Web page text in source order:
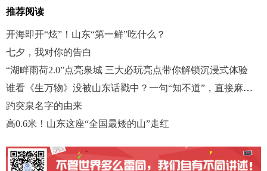
推荐阅读
开海即开“炫”！山东“第一鲜”吃什么？
七夕，我对你的告白
“湖畔雨荷2.0”点亮泉城 三大必玩亮点带你解锁沉浸式体验
谁看《生万物》没被山东话戳中？一句“知不道”，直接麻爪了
趵突泉名字的由来
高0.6米！山东这座“全国最矮的山”走红